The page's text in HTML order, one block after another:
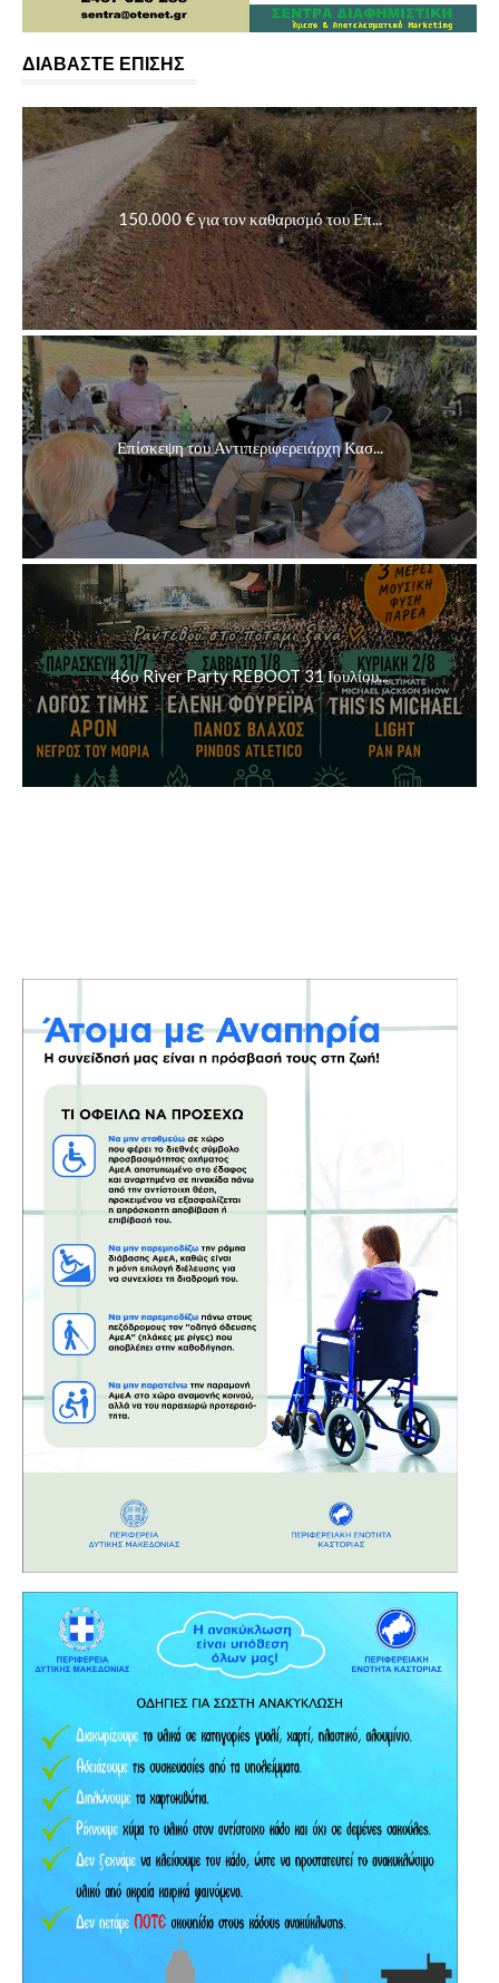
ΔΙΑΒΑΣΤΕ ΕΠΙΣΗΣ
150.000 € για τον καθαρισμό του Επ...
Επίσκεψη του Αντιπεριφερειάρχη Κασ...
46ο River Party REBOOT 31 Ιουλίου...